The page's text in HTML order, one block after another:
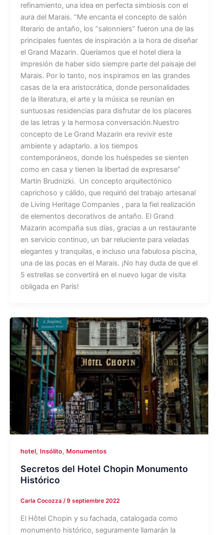
refinamiento, una idea en perfecta simbiosis con el
aura del Marais. “Me encanta el concepto de salón
literario de antaño, los “salonniers” fueron una de las
principales fuentes de inspiración a la hora de diseñar
el Grand Mazarin. Queríamos que el hotel diera la
impresión de haber sido siempre parte del paisaje del
Marais. Por lo tanto, nos inspiramos en las grandes
casas de la era aristocrática, donde personalidades
de la literatura, el arte y la música se reunían en
suntuosas residencias para disfrutar de los placeres
de las letras y la hermosa conversación.Nuestro
concepto de Le Grand Mazarin era revivir este
ambiente y adaptarlo. a los tiempos
contemporáneos, donde los huéspedes se sienten
como en casa y tienen la libertad de expresarse”
Martin Brudnizki. Un concepto arquitectónico
caprichoso y cálido, que requirió del trabajo artesanal
de Living Heritage Companies , para la fiel realización
de elementos decorativos de antaño. El Grand
Mazarin acompaña sus días, gracias a un restaurante
en servicio continuo, un bar reluciente para veladas
elegantes y tranquilas, e incluso una fabulosa piscina,
una de las pocas en el Marais. ¡No hay duda de que el
5 estrellas se convertirá en el nuevo lugar de visita
obligada en París!
hotel, Insólito, Monumentos
Secretos del Hotel Chopin Monumento
Histórico
Carla Cocozza /9 septiembre 2022
El Hôtel Chopin y su fachada, catalogada como
monumento histórico, seguramente llamarán la